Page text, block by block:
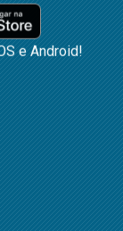
e Android!